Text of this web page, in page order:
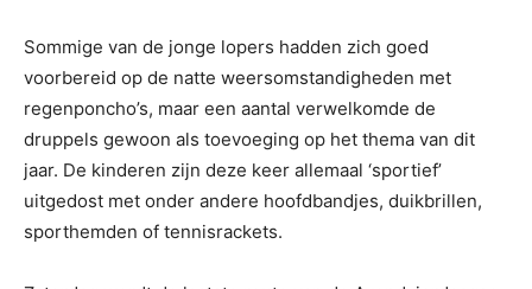
Sommige van de jonge lopers hadden zich goed
voorbereid op de natte weersomstandigheden met
regenponcho’s, maar een aantal verwelkomde de
druppels gewoon als toevoeging op het thema van dit
jaar. De kinderen zijn deze keer allemaal ‘sportief’
uitgedost met onder andere hoofdbandjes, duikbrillen,
sporthemden of tennisrackets.